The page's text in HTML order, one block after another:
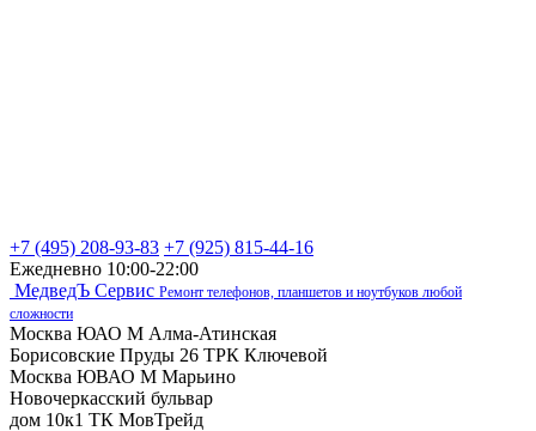
+7 (495) 208-93-83 +7 (925) 815-44-16
Ежедневно 10:00-22:00
МедведЪ Сервис Ремонт телефонов, планшетов и ноутбуков любой
сложности
Москва ЮАО М Алма-Атинская
Борисовские Пруды 26 ТРК Ключевой
Москва ЮВАО М Марьино
Новочеркасский бульвар
дом 10к1 ТК МовТрейд